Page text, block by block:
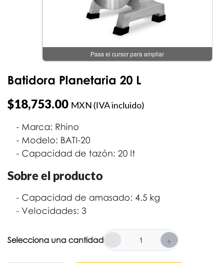
Batidora Planetaria 20 L
$18,753.00 MXN (IVA incluido)
Marca: Rhino
Modelo: BATI-20
Capacidad de tazón: 20 lt
Sobre el producto
Capacidad de amasado: 4.5 kg
Velocidades: 3
Selecciona una cantidad +